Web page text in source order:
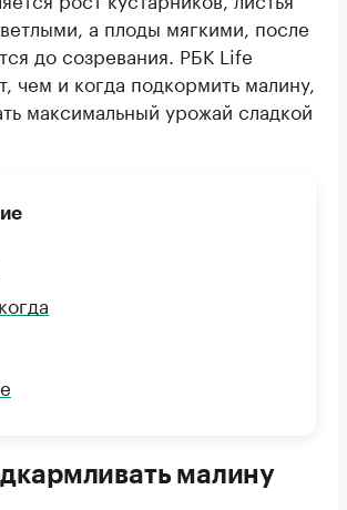
а плоды мягкими, после
до созревания. РБК Life
чем и когда подкормить малину,
максимальный урожай сладкой
малину